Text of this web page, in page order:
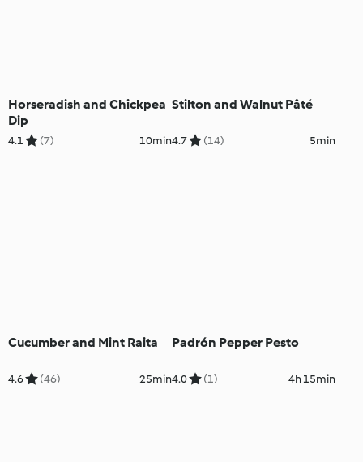
Horseradish and Chickpea
Dip
4.1 (7) 10min
Stilton and Walnut Pâté
4.7 (14) 5min
Cucumber and Mint Raita
4.6 (46) 25min
Padrón Pepper Pesto
4.0 (1) 4h 15min